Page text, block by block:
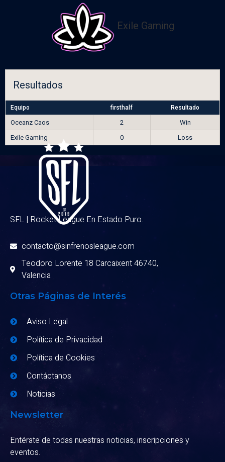
Exile Gaming
Resultados
Equipo firsthalf Resultado
Oceanz Caos 2
Win
Exile Gaming
0 Loss
SFL | Rocket League En Estado Puro.
contacto@sinfrenosleague.com
Teodoro Lorente 18 Carcaixent 46740,
Valencia
Otras Páginas de Interés
Aviso Legal
Política de Privacidad
Política de Cookies
Contáctanos
Noticias
Newsletter
Entérate de todas nuestras noticias, inscripciones y
eventos.